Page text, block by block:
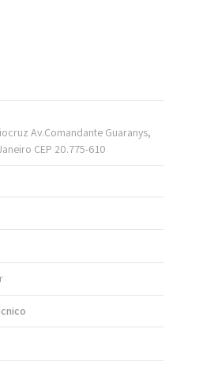
Av.Comandante Guaranys,
CEP 20.775-610